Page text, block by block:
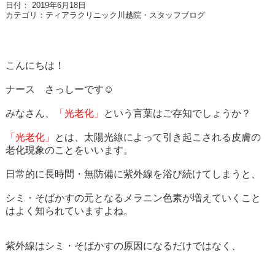
日付： 2019年6月18日
カテゴリ： ティアラクリニック川越院・スタッフブログ
こんにちは！
ナース さっしーです☺
みなさん、 「光老化」 という言葉はご存知でしょうか？
「光老化」
とは、太陽光線によって引き起こされる皮膚の
老化現象のことをいいます。
日常的に長時間・無防備に紫外線を浴び続けてしまうと、
シミ・そばかすの元となるメラニン色素が増えていくこと
はよく知られていますよね。
紫外線はシミ・そばかすの原因になるだけではなく、